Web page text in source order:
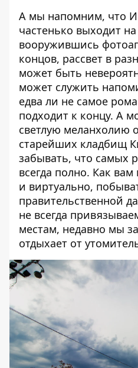
А мы напомним, что
частенько выходит
вооружившись
концов, рассвет в
может быть
может служить
едва ли не самое
подходит к концу. А
светлую меланхолию
старейших кладбищ
забывать, что самых
всегда полно. Как вам
и виртуально,
правительственной
не всегда
местам, недавно мы
отдыхает от